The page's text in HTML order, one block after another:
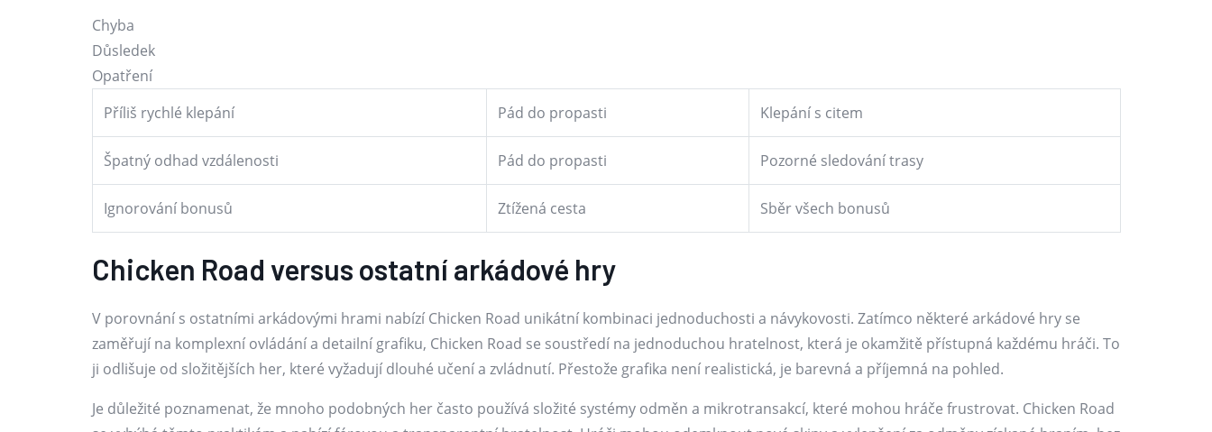
Chyba
Důsledek
Opatření
Příliš rychlé klepání
Pád do propasti Klepání s citem
Špatný odhad vzdálenosti Pád do propasti Pozorné sledování trasy
Ignorování bonusů Ztížená cesta Sběr všech bonusů
Chicken Road versus ostatní arkádové hry
V porovnání s ostatními arkádovými hrami nabízí Chicken Road unikátní kombinaci jednoduchosti a návykovosti. Zatímco některé arkádové hry se
zaměřují na komplexní ovládání a detailní grafiku, Chicken Road se soustředí na jednoduchou hratelnost, která je okamžitě přístupná každému hráči. To
ji odlišuje od složitějších her, které vyžadují dlouhé učení a zvládnutí. Přestože grafika není realistická, je barevná a příjemná na pohled.
Je důležité poznamenat, že mnoho podobných her často používá složité systémy odměn a mikrotransakcí, které mohou hráče frustrovat. Chicken Road